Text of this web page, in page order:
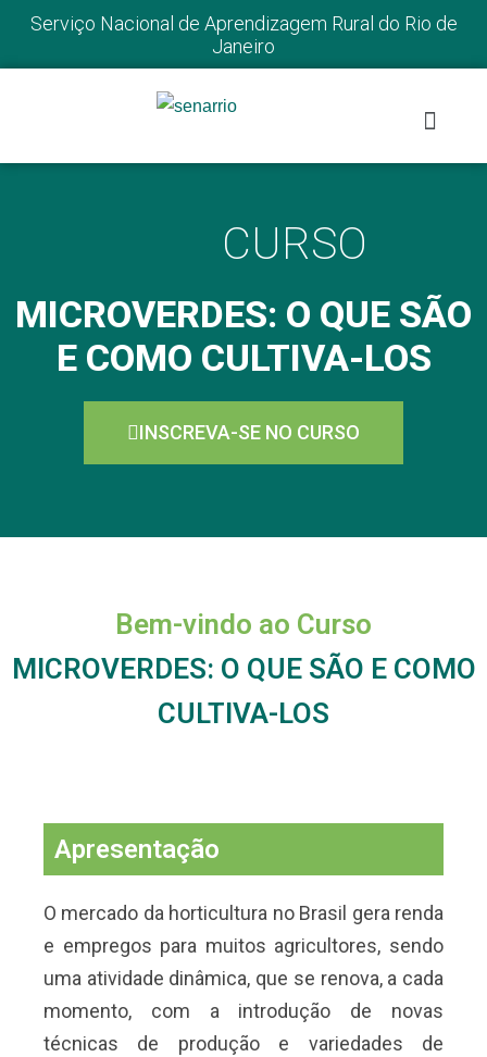
Serviço Nacional de Aprendizagem Rural do Rio de
Janeiro
CURSO
MICROVERDES: O QUE SÃO
E COMO CULTIVA-LOS
INSCREVA-SE NO CURSO
Bem-vindo ao Curso
MICROVERDES: O QUE SÃO E COMO
CULTIVA-LOS
Apresentação
O mercado da horticultura no Brasil gera renda
e empregos para muitos agricultores, sendo
uma atividade dinâmica, que se renova, a cada
momento, com a introdução de novas
técnicas de produção e variedades de